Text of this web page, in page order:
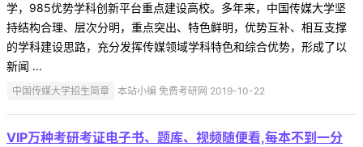
学，985优势学科创新平台重点建设高校。多年来，中国传媒大学坚
持结构合理、层次分明，重点突出、特色鲜明，优势互补、相互支撑
的学科建设思路，充分发挥传媒领域学科特色和综合优势，形成了以
新闻 ...
中国传媒大学招生简章 本站小编 免费考研网 2019-10-22
VIP万种考研考证电子书、题库、视频随便看,每本不到一分